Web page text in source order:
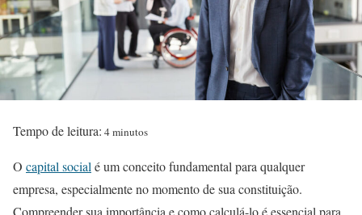
Tempo de leitura: 4 minutos
O capital social é um conceito fundamental para qualquer
empresa, especialmente no momento de sua constituição.
Compreender sua importância e como calculá-lo é essencial para